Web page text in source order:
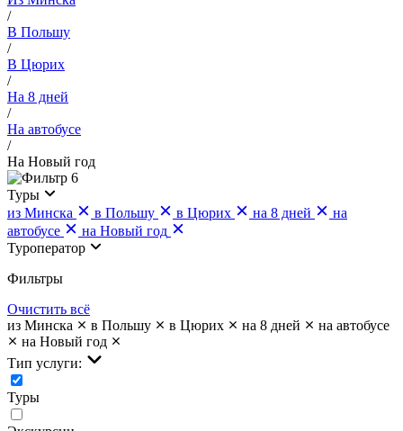
/
В Польшу
/
В Цюрих
/
На 8 дней
/
На автобусе
/
На Новый год
6
Туры
из Минска
в Польшу в Цюрих на 8 дней
на
автобусе
на Новый год
Туроператор
Фильтры
Очистить всё
из Минска
в Польшу в Цюрих на 8 дней
на автобусе
на Новый год
Тип услуги:
Туры